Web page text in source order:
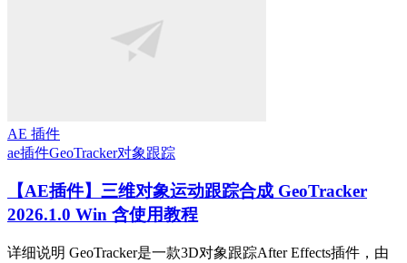
AE 插件
ae插件GeoTracker对象跟踪
【AE插件】三维对象运动跟踪合成 GeoTracker
2026.1.0 Win 含使用教程
详细说明 GeoTracker是一款3D对象跟踪After Effects插件，由